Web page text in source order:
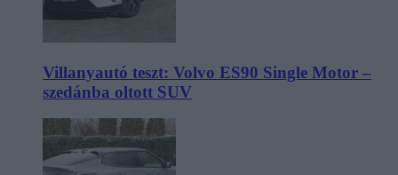
Villanyautó teszt: Volvo ES90 Single Motor –
szedánba oltott SUV